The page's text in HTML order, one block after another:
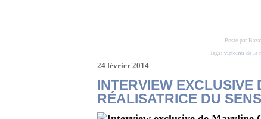
Posté par
Tags: victoires de la
24 février 2014
INTERVIEW
RÉALISATRICE DU